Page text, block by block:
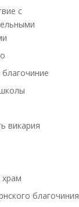
с
викария
храм
благочиния